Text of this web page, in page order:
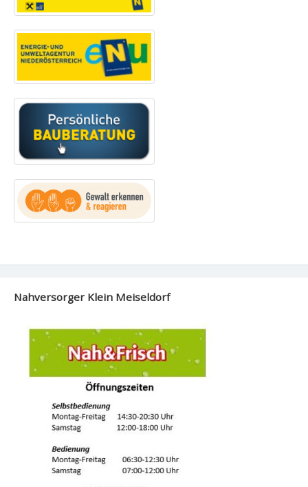
Nahversorger Klein Meiseldorf